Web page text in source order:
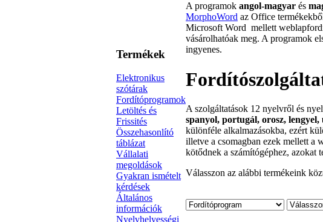
Termékek
Elektronikus
szótárak
Fordítóprogramok
Letöltés és
Frissités
Összehasonlító
táblázat
Vállalati
megoldások
Gyakran ismételt
kérdések
Általános
információk
Nyelvhelyességi
A programok angol-magyar és
MorphoWord az Office
Microsoft Word mellett
vásárolhatóak meg. A programok
ingyenes.
A szolgáltatások 12 nyelvről és
spanyol, portugál, orosz,
különféle alkalmazásokba, ezért
illetve a csomagban ezek mellett a
kötődnek a számítógéphez, azokat
Válasszon az alábbi termékeink